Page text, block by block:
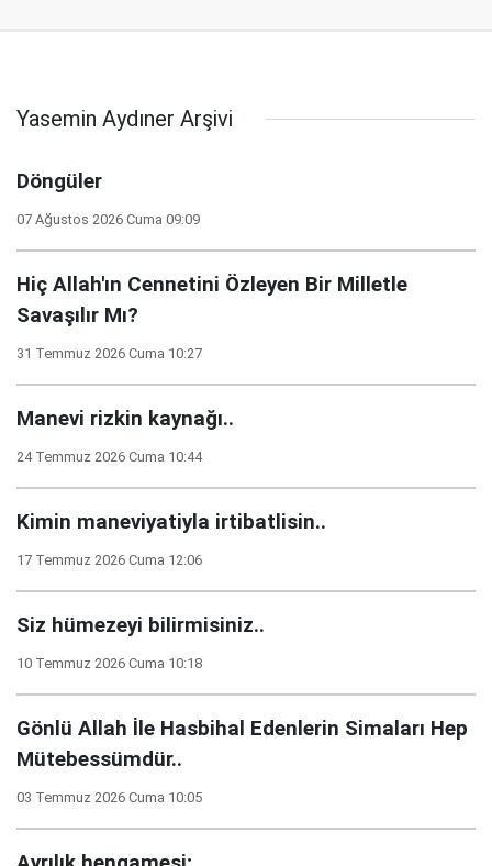
Yasemin Aydıner Arşivi
Döngüler
07 Ağustos 2026 Cuma 09:09
Hiç Allah'ın Cennetini Özleyen Bir Milletle
Savaşılır Mı?
31 Temmuz 2026 Cuma 10:27
Manevi rizkin kaynağı..
24 Temmuz 2026 Cuma 10:44
Kimin maneviyatiyla irtibatlisin..
17 Temmuz 2026 Cuma 12:06
Siz hümezeyi bilirmisiniz..
10 Temmuz 2026 Cuma 10:18
Gönlü Allah İle Hasbihal Edenlerin Simaları Hep
Mütebessümdür..
03 Temmuz 2026 Cuma 10:05